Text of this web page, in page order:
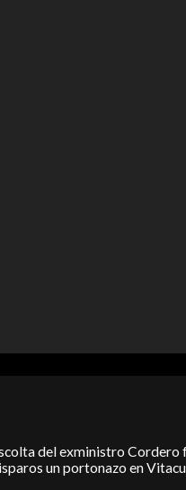
del exministro Cordero
un portonazo en